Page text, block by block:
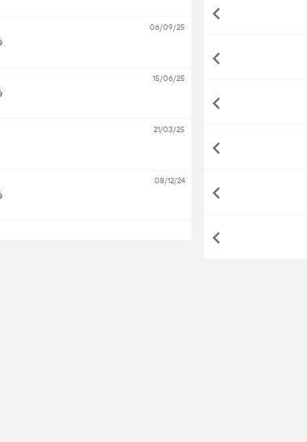
06/09/25
15/06/25
21/03/25
08/12/24